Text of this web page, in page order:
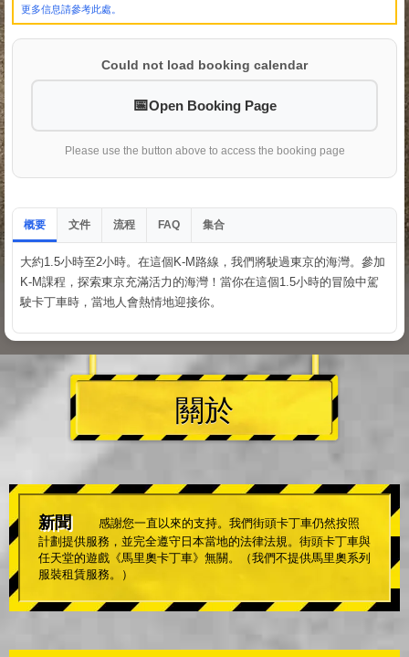
更多信息請參考此處。
Could not load booking calendar
Open Booking Page
Please use the button above to access the booking page
概要 文件 流程 FAQ 集合
大約1.5小時至2小時。在這個K-M路線，我們將駛過東京的海灣。參加
K-M課程，探索東京充滿活力的海灣！當你在這個1.5小時的冒險中駕
駛卡丁車時，當地人會熱情地迎接你。
關於
新聞
感謝您一直以來的支持。我們街頭卡丁車仍然按照
計劃提供服務，並完全遵守日本當地的法律法規。街頭卡丁車與
任天堂的遊戲《馬里奧卡丁車》無關。（我們不提供馬里奧系列
服裝租賃服務。）